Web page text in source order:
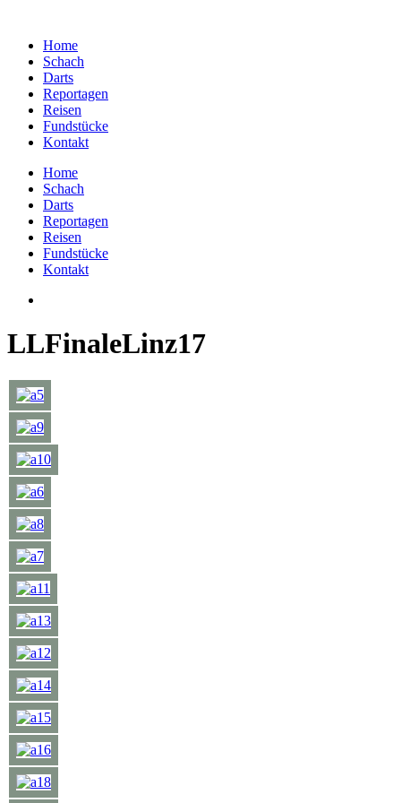
Home
Schach
Darts
Reportagen
Reisen
Fundstücke
Kontakt
Home
Schach
Darts
Reportagen
Reisen
Fundstücke
Kontakt
LLFinaleLinz17